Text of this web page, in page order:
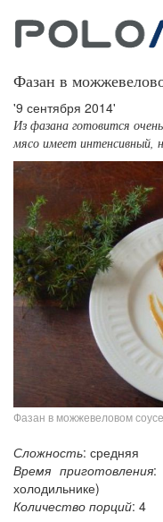
Фазан в
'9 сентября 2014'
Из фазана готовится
мясо имеет интенсивный,
Фазан в можжевеловом соусе
Сложность: средняя
Время приготовления:
холодильнике)
Количество порций: 4